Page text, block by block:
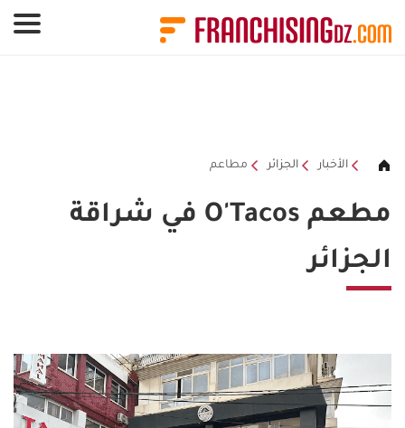
الأخبار الجزائر مطاعم
مطعم O'Tacos في شراقة
الجزائر
لوحة إدارة ملفات تعريف الارتباط